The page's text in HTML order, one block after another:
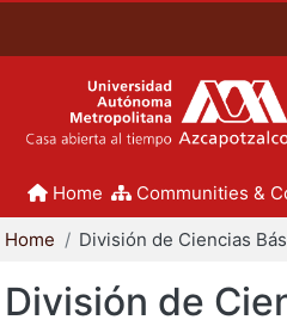
Home Communities &
Home
División de